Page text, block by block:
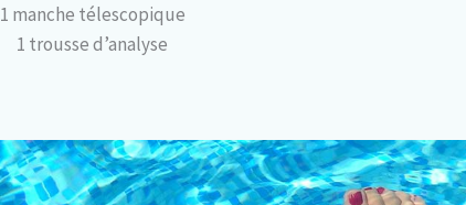
1 manche télescopique
1 trousse d’analyse